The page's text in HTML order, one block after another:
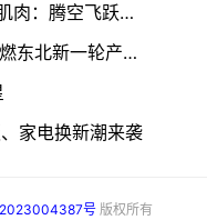
又一国产机器狗“云深处山猫”秀肌肉：腾空飞跃、金鸡独立！
千余企业家齐聚大连，AI如何点燃东北新一轮产业革命？
家电换新潮来袭
号版权所有